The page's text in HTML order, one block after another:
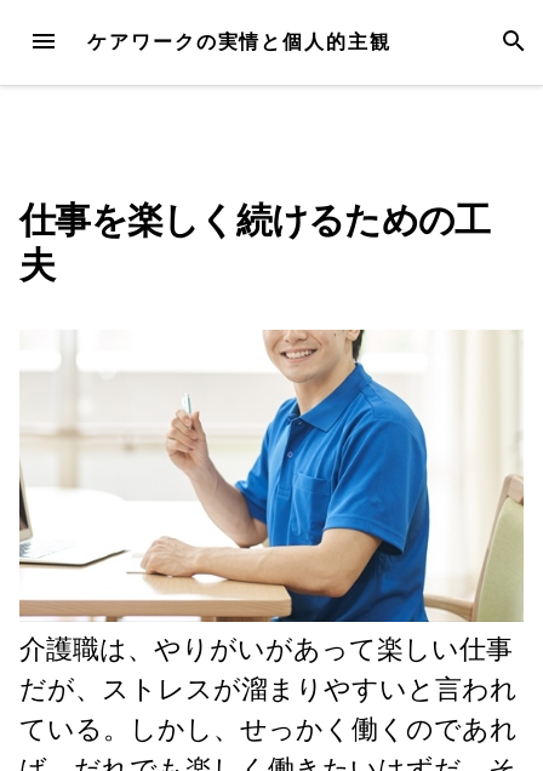
content
MENU ケアワークの実情と個人的主観
仕事を楽しく続けるための工
夫
介護職は、やりがいがあって楽しい仕事
だが、ストレスが溜まりやすいと言われ
ている。しかし、せっかく働くのであれ